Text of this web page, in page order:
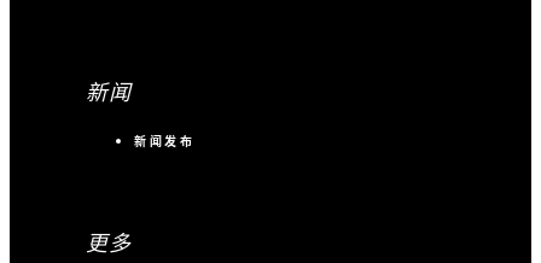
新闻
新闻发布
更多